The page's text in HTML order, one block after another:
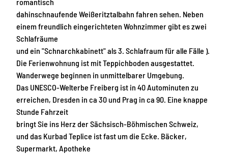
F
a
m
i
l
i
e
V
o
g
e
l
romantisch
dahinschnaufende Weißeritztalbahn fahren sehen. Neben
einem freundlich eingerichteten Wohnzimmer gibt es zwei
Schlafräume
und ein "Schnarchkabinett" als 3. Schlafraum für alle Fälle ).
Die Ferienwohnung ist mit Teppichboden ausgestattet.
Wanderwege beginnen in unmittelbarer Umgebung.
Das UNESCO-Welterbe Freiberg ist in 40 Autominuten zu
erreichen, Dresden in ca 30 und Prag in ca 90. Eine knappe
Stunde Fahrzeit
bringt Sie ins Herz der Sächsisch-Böhmischen Schweiz,
und das Kurbad Teplice ist fast um die Ecke. Bäcker,
Supermarkt, Apotheke